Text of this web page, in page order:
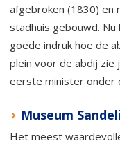
afgebroken (1830)
stadhuis gebouwd.
goede indruk hoe de
plein voor de abdij zie
eerste minister onder
Museum
Het meest